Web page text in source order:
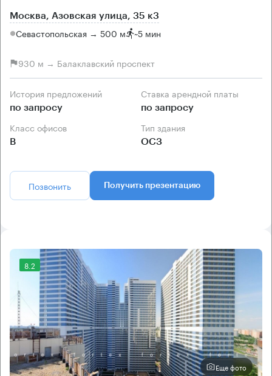
Москва, Азовская улица, 35 к3
Севастопольская → 500 м ~5 мин
930 м → Балаклавский проспект
История предложений
по запросу
Ставка арендной платы
по запросу
Класс офисов
B
Тип здания
ОСЗ
Позвонить Получить презентацию
8.2
Еще фото